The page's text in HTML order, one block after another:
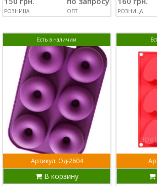
РОЗНИЦА ОПТ РОЗНИЦА
Есть в наличии
Артикул: Од-2604
В корзину